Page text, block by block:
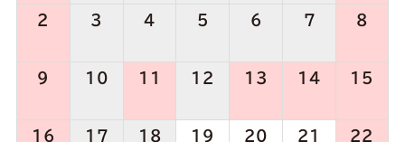
2 3 4 5 6 7 8
9 10 11 12 13 14 15
16 17 18 19 20 21 22